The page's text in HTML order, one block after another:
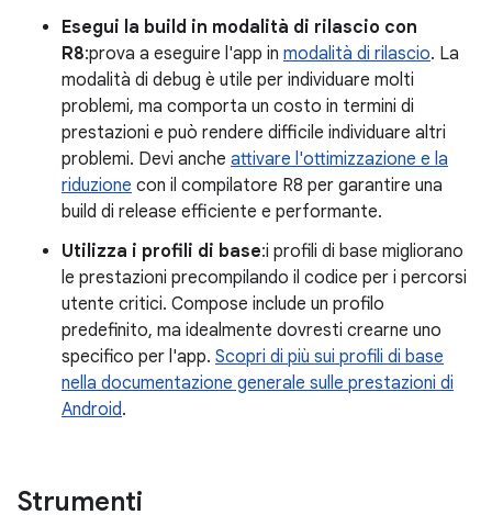
Esegui la build in modalità di rilascio con
R8:prova a eseguire l'app in modalità di rilascio. La
modalità di debug è utile per individuare molti
problemi, ma comporta un costo in termini di
prestazioni e può rendere difficile individuare altri
problemi. Devi anche attivare l'ottimizzazione e la
riduzione con il compilatore R8 per garantire una
build di release efficiente e performante.
Utilizza i profili di base:i profili di base migliorano
le prestazioni precompilando il codice per i percorsi
utente critici. Compose include un profilo
predefinito, ma idealmente dovresti crearne uno
specifico per l'app. Scopri di più sui profili di base
nella documentazione generale sulle prestazioni di
Android.
Strumenti